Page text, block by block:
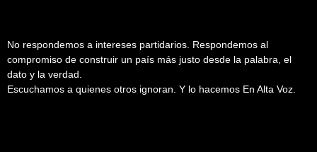
No respondemos a intereses partidarios. Respondemos al
compromiso de construir un país más justo desde la palabra, el
dato y la verdad.
Escuchamos a quienes otros ignoran. Y lo hacemos En Alta Voz.